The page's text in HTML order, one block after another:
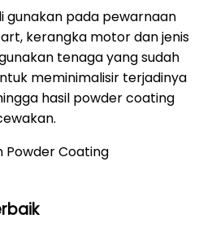
gunakan pada pewarnaan
kerangka motor dan jenis
tenaga yang sudah
meminimalisir terjadinya
hasil powder coating